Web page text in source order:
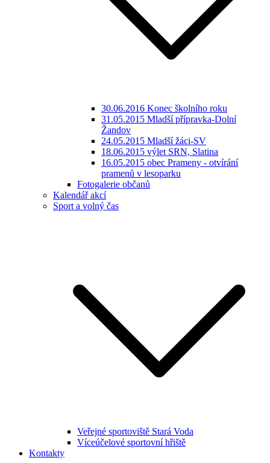
30.06.2016 Konec školního roku
31.05.2015 Mladší přípravka-Dolní
Žandov
24.05.2015 Mladší žáci-SV
18.06.2015 výlet SRN, Slatina
16.05.2015 obec Prameny - otvírání
pramenů v lesoparku
Fotogalerie občanů
Kalendář akcí
Sport a volný čas
Veřejné sportoviště Stará Voda
Víceúčelové sportovní hřiště
Kontakty